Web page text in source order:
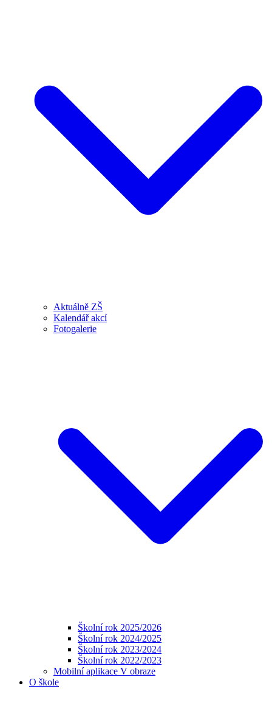
Aktuálně ZŠ
Kalendář akcí
Fotogalerie
Školní rok 2025/2026
Školní rok 2024/2025
Školní rok 2023/2024
Školní rok 2022/2023
Mobilní aplikace V obraze
O škole